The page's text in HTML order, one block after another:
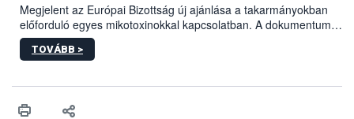
Megjelent az Európai Bizottság új ajánlása a takarmányokban
előforduló egyes mikotoxinokkal kapcsolatban. A dokumentum
2027-től új irányértékek alkalmazását írja elő, és a jelenleg
hatályos uniós ajánlások helyébe lép.
TOVÁBB >